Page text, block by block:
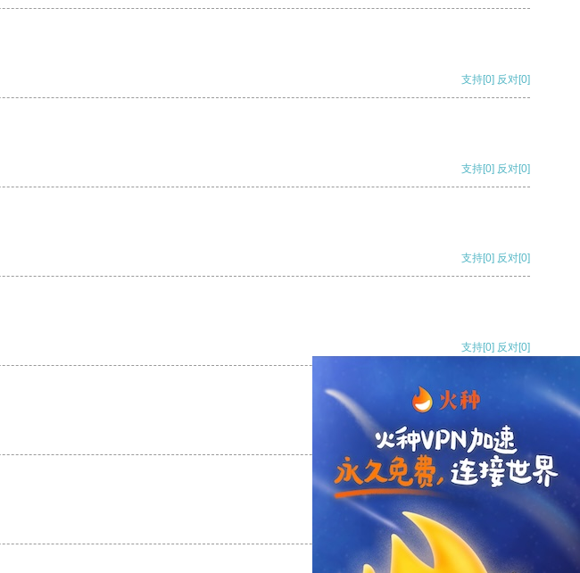
支持[0] 反对[0]
支持[0] 反对[0]
支持[0] 反对[0]
支持[0] 反对[0]
支持[0] 反对
支持